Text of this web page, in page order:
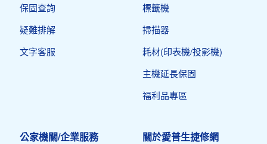
保固查詢
疑難排解
文字客服
標籤機
掃描器
耗材(印表機/投影機)
主機延長保固
福利品專區
公家機關/企業服務 關於愛普生捷修網